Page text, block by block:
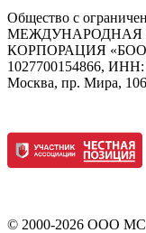
Общество с
МЕЖДУНАРОДНАЯ
КОРПОРАЦИЯ
1027700154866, ИНН:
Москва, пр. Мира,
© 2000-2026 ООО